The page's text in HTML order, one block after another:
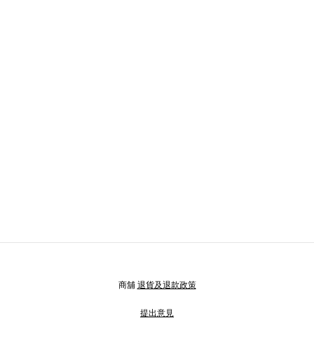
商舖 退貨及退款政策
提出意見